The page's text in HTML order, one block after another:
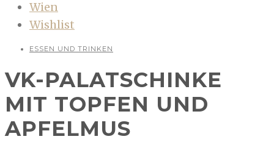
Wien
Wishlist
ESSEN UND TRINKEN
VK-PALATSCHINKE
MIT TOPFEN UND
APFELMUS